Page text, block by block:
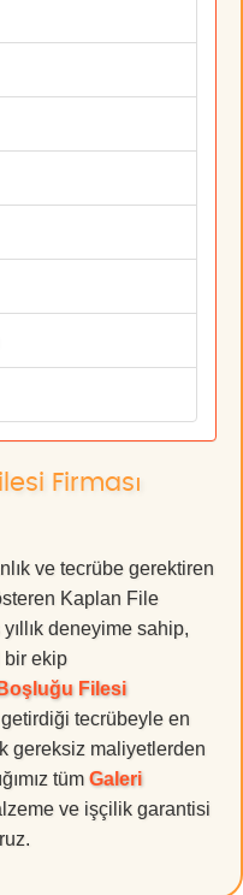
Firması
ve tecrübe gerektiren
Kaplan File
deneyime sahip,
bir ekip
Filesi
getirdiği tecrübeyle en
gereksiz maliyetlerden
tüm Galeri
ve işçilik garantisi